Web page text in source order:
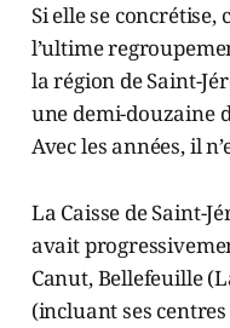
Si elle se
l’ultime
la région de Saint-
une demi-douzaine
Avec les années, il
La Caisse de Saint-
avait
Canut, Bellefeuille
(incluant ses